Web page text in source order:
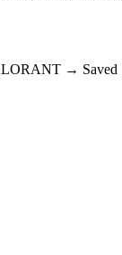
→